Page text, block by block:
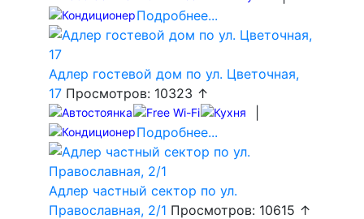
Подробнее...
Адлер гостевой дом по ул. Цветочная,
17 Просмотров: 10323 ↑
Подробнее...
Адлер частный сектор по ул.
Православная, 2/1 Просмотров: 10615 ↑